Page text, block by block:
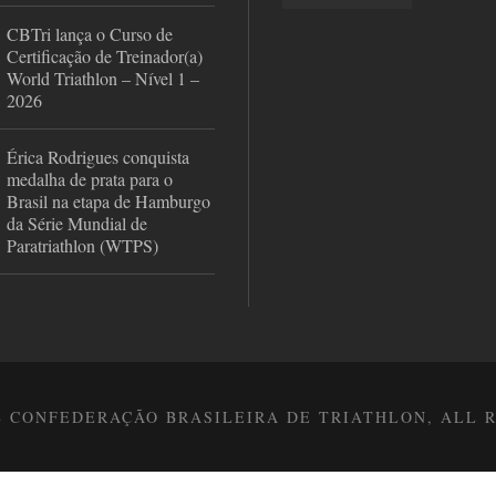
CBTri lança o Curso de
Certificação de Treinador(a)
World Triathlon – Nível 1 –
2026
Érica Rodrigues conquista
medalha de prata para o
Brasil na etapa de Hamburgo
da Série Mundial de
Paratriathlon (WTPS)
CONFEDERAÇÃO BRASILEIRA DE TRIATHLON, ALL